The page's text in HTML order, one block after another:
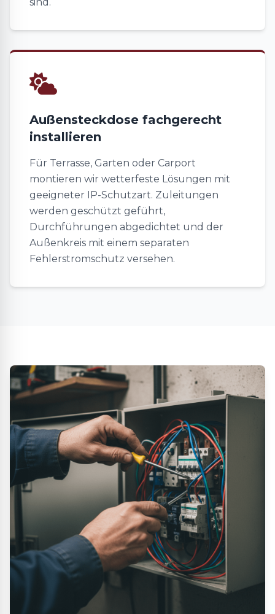
Außensteckdose fachgerecht
installieren
Für Terrasse, Garten oder Carport
montieren wir wetterfeste Lösungen mit
geeigneter IP-Schutzart. Zuleitungen
werden geschützt geführt,
Durchführungen abgedichtet und der
Außenkreis mit einem separaten
Fehlerstromschutz versehen.